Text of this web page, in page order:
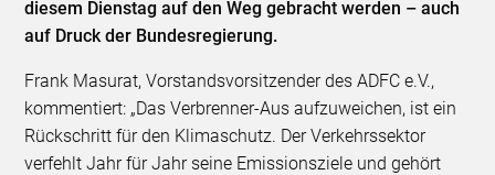
diesem Dienstag auf den Weg gebracht werden – auch
auf Druck der Bundesregierung.
Frank Masurat, Vorstandsvorsitzender des ADFC e.V.,
kommentiert: „Das Verbrenner-Aus aufzuweichen, ist ein
Rückschritt für den Klimaschutz. Der Verkehrssektor
verfehlt Jahr für Jahr seine Emissionsziele und gehört